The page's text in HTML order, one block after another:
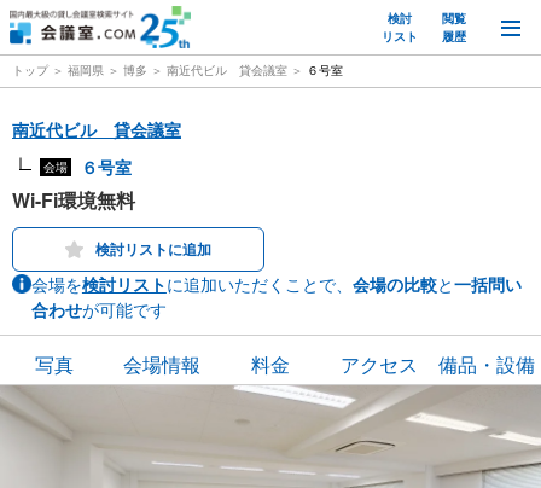
検討
リスト
閲覧
履歴
トップ 福岡県 博多 南近代ビル 貸会議室 ６号室
南近代ビル 貸会議室
会場 ６号室
Wi-Fi環境無料
検討リストに追加
会場を検討リストに追加いただくことで、 会場の比較と一括問い
合わせが可能です
写真 会場情報 料金 アクセス 備品・設備